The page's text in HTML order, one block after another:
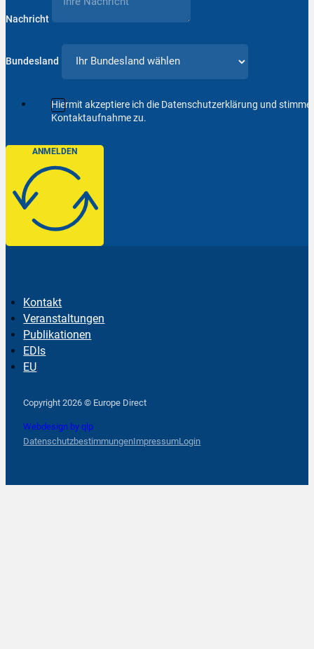
Nachricht
Bundesland
Hiermit akzeptiere ich die Datenschutzerklärung und
Kontaktaufnahme zu.
ANMELDEN
Kontakt
Veranstaltungen
Publikationen
EDIs
EU
Copyright 2026 © Europe Direct
Webdesign by qlp
DatenschutzbestimmungenImpressumLogin